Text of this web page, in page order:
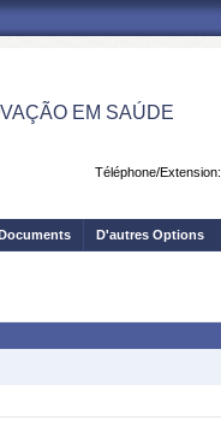
EM SAÚDE
Téléphone/Extension:
D'autres Options